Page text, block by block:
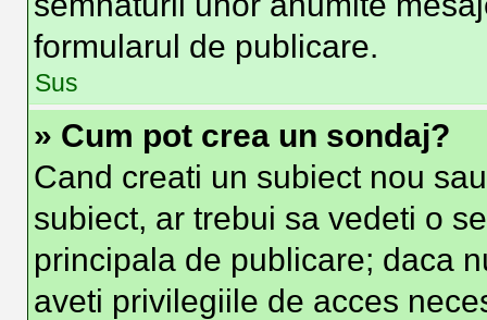
formularul de publicare.
Sus
» Cum pot crea un sondaj?
Cand creati un subiect nou
subiect, ar trebui sa vedeti o
principala de publicare; daca
aveti privilegiile de acces